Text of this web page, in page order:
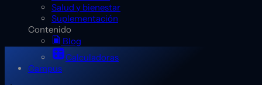
Salud y bienestar
Suplementación
Contenido
Blog
Calculadoras
Campus